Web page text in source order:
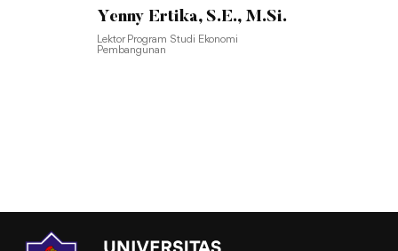
Yenny Ertika, S.E., M.Si.
Lektor Program Studi Ekonomi
Pembangunan